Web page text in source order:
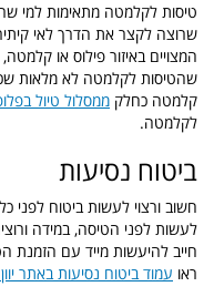
טיסות לקלמטה מתאימות למי
שרוצה לקצר את הדרך לאי
המצויים באיזור פילוס או
שהטיסות לקלמטה לא מלאות שכן
קלמטה כחלק ממסלול טיול
לקלמטה.
ביטוח נסיעות
חשוב ורצוי לעשות ביטוח לפני
לעשות לפני הטיסה, במידה
חייב להיעשות מייד עם הזמנת
ראו עמוד ביטוח נסיעות באתר